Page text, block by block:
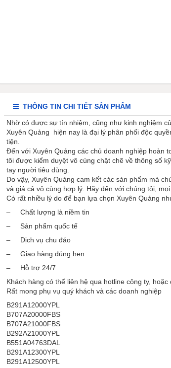
THÔNG TIN CHI TIẾT SẢN PHẨM
Nhờ có được sự tín nhiệm, cũng như kinh nghiệm
Xuyên Quảng hiện nay là đại lý phân phối độc
tiện.
Đến với Xuyên Quảng các chủ doanh nghiệp hoàn
tôi được kiểm duyệt vô cùng chặt chẽ về thông số
tay người tiêu dùng.
Do vậy, Xuyên Quảng cam kết các sản phẩm mà
và giá cả vô cùng hợp lý. Hãy đến với chúng tôi,
Có rất nhiều lý do để bạn lựa chọn Xuyên Quảng
– Chất lượng là niềm tin
– Sản phẩm quốc tế
– Dịch vụ chu đáo
– Giao hàng đúng hẹn
– Hỗ trợ 24/7
Khách hàng có thể liên hệ qua hotline công ty,
Rất mong phụ vụ quý khách và các doanh nghiệp
B291A12000YPL
B707A20000FBS
B707A21000FBS
B292A21000YPL
B551A04763DAL
B291A12300YPL
B291A12500YPL